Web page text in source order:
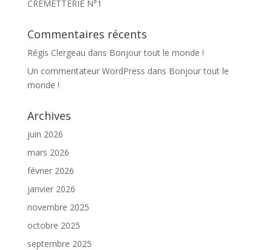
CREMETTERIE N°1
Commentaires récents
Régis Clergeau dans Bonjour tout le monde !
Un commentateur WordPress dans Bonjour tout le
monde !
Archives
juin 2026
mars 2026
février 2026
janvier 2026
novembre 2025
octobre 2025
septembre 2025